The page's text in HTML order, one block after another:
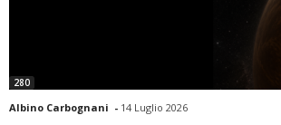
280
Albino Carbognani - 14 Luglio 2026